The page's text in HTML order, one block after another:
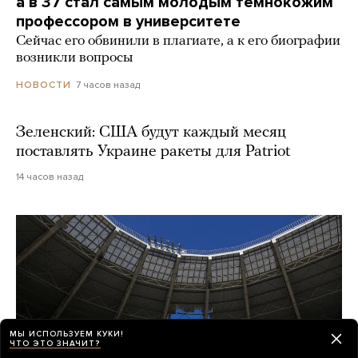
профессором в университете
Сейчас его обвинили в плагиате, а к его биографии
возникли вопросы
НОВОСТИ 7 часов назад
Зеленский: США будут каждый месяц
поставлять Украине ракеты для Patriot
14 часов назад
МЫ ИСПОЛЬЗУЕМ КУКИ!
ЧТО ЭТО ЗНАЧИТ?